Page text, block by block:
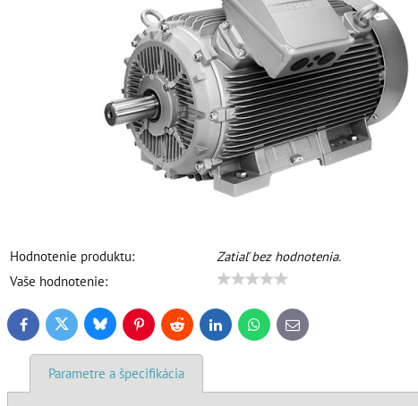
Hodnotenie produktu:
Zatiaľ bez hodnotenia.
Vaše hodnotenie:
FacebookTwitter BlueskyPinterestReddit LinkedInWhatsApp
E-
mail
Parametre a špecifikácia